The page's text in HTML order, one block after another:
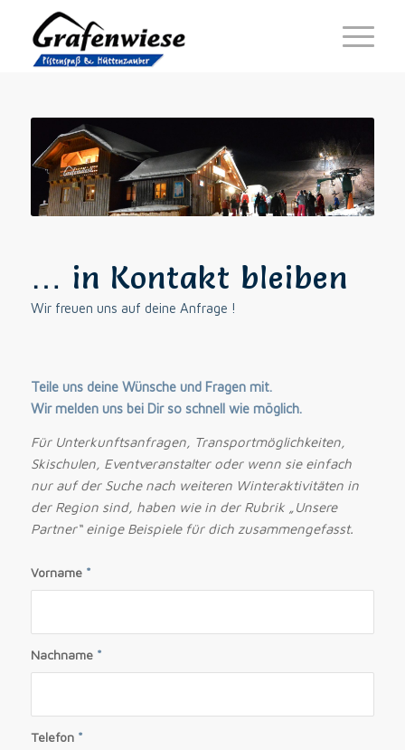
… in Kontakt bleiben
Wir freuen uns auf deine Anfrage !
Teile uns deine Wünsche und Fragen mit.
Wir melden uns bei Dir so schnell wie möglich.
Für Unterkunftsanfragen, Transportmöglichkeiten,
Skischulen, Eventveranstalter oder wenn sie einfach
nur auf der Suche nach weiteren Winteraktivitäten in
der Region sind, haben wie in der Rubrik „Unsere
Partner“ einige Beispiele für dich zusammengefasst.
Vorname *
Nachname *
Telefon *